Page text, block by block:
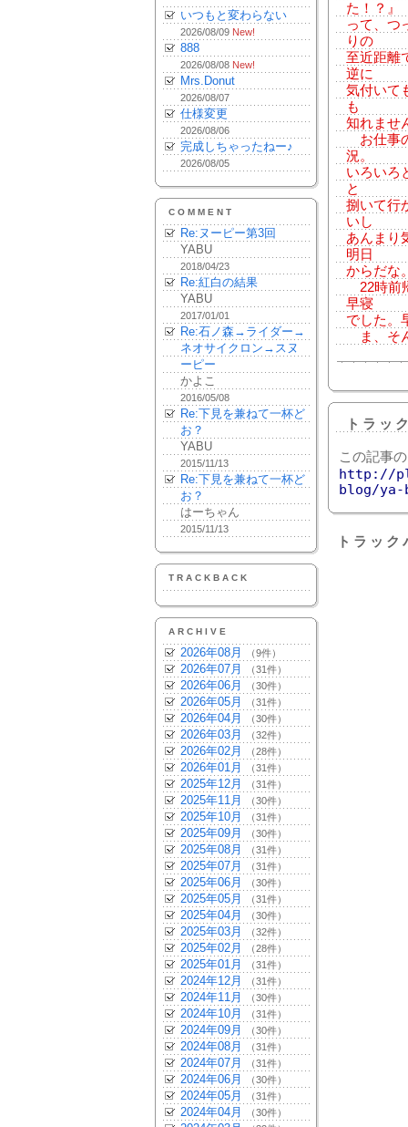
いつもと変わらない
2026/08/09 New!
888
2026/08/08 New!
Mrs.Donut
2026/08/07
仕様変更
2026/08/06
完成しちゃったねー♪
2026/08/05
COMMENT
Re:ヌーピー第3回
YABU
2018/04/23
Re:紅白の結果
YABU
2017/01/01
Re:石ノ森→ライダー→
ネオサイクロン→スヌ
ーピー
かよこ
2016/05/08
Re:下見を兼ねて一杯ど
お？
YABU
2015/11/13
Re:下見を兼ねて一杯ど
お？
はーちゃん
2015/11/13
TRACKBACK
ARCHIVE
2026年08月 （9件）
2026年07月 （31件）
2026年06月 （30件）
2026年05月 （31件）
2026年04月 （30件）
2026年03月 （32件）
2026年02月 （28件）
2026年01月 （31件）
2025年12月 （31件）
2025年11月 （30件）
2025年10月 （31件）
2025年09月 （30件）
2025年08月 （31件）
2025年07月 （31件）
2025年06月 （30件）
2025年05月 （31件）
2025年04月 （30件）
2025年03月 （32件）
2025年02月 （28件）
2025年01月 （31件）
2024年12月 （31件）
2024年11月 （30件）
2024年10月 （31件）
2024年09月 （30件）
2024年08月 （31件）
2024年07月 （31件）
2024年06月 （30件）
2024年05月 （31件）
2024年04月 （30件）
た！？』
って、つ
りの
至近距離
逆に
気付いて
も
知れませ
お仕事
況。
いろいろ
と
捌いて行
いし
あんまり
明日
からだな
22時前
早寝
でした。
ま、そ
トラッ
この記事
http://
blog/ya-
トラッ